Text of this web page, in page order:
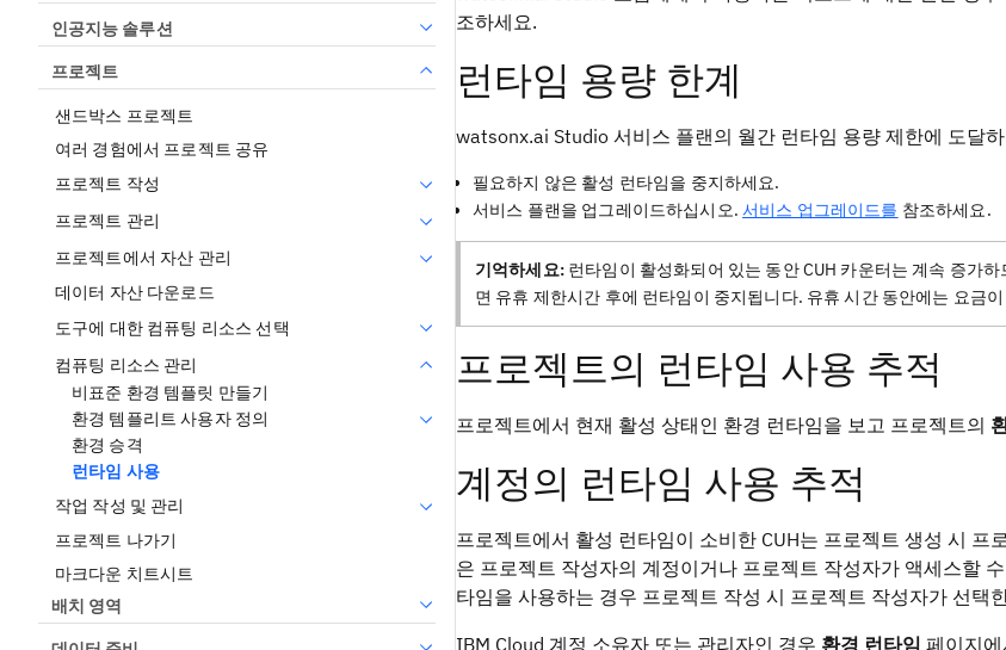
인공지능 솔루션
프로젝트
샌드박스 프로젝트
여러 경험에서 프로젝트 공유
프로젝트 작성
프로젝트 관리
프로젝트에서 자산 관리
데이터 자산 다운로드
도구에 대한 컴퓨팅 리소스 선택
컴퓨팅 리소스 관리
비표준 환경 템플릿 만들기
환경 템플리트 사용자 정의
환경 승격
런타임 사용
작업 작성 및 관리
프로젝트 나가기
마크다운 치트시트
배치 영역
조하세요.
런타임 용량 한계
watsonx.ai Studio 서비스 플랜의 월간 런타임 용량 제한에 도달
필요하지 않은 활성 런타임을 중지하세요.
서비스 플랜을 업그레이드하십시오.서비스 업그레이드를 참조하세요.
기억하세요:런타임이 활성화되어 있는 동안 CUH 카운터는 계속 증가
면 유휴 제한시간 후에 런타임이 중지됩니다. 유휴 시간 동안에는 요금
프로젝트의 런타임 사용 추적
프로젝트에서 현재 활성 상태인 환경 런타임을 보고 프로젝트의
계정의 런타임 사용 추적
프로젝트에서 활성 런타임이 소비한 CUH는 프로젝트 생성 시
은 프로젝트 작성자의 계정이거나 프로젝트 작성자가 액세스할
타임을 사용하는 경우 프로젝트 작성 시 프로젝트 작성자가 선택
IBM Cloud 계정 소유자 또는 관리자인 경우 환경 런타임 페이지